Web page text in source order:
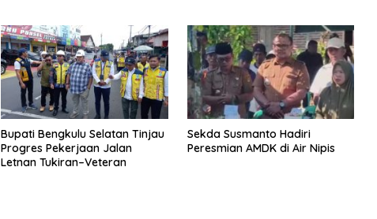
Bupati Bengkulu Selatan Tinjau
Progres Pekerjaan Jalan
Letnan Tukiran–Veteran
Sekda Susmanto Hadiri
Peresmian AMDK di Air Nipis